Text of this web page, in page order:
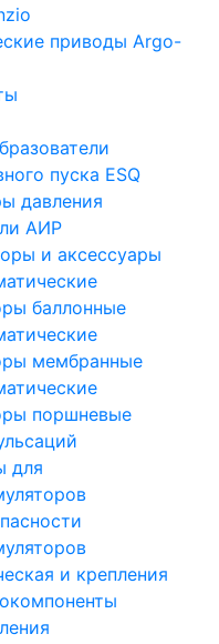
приводы Argo-
пуска ESQ
давления
АИР
и аксессуары
баллонные
мембранные
поршневые
для
и крепления